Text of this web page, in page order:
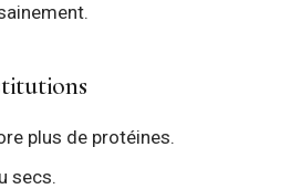
plus de protéines.
secs.